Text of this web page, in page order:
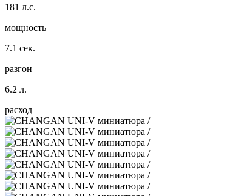
181 л.с.
мощность
7.1 сек.
разгон
6.2 л.
расход